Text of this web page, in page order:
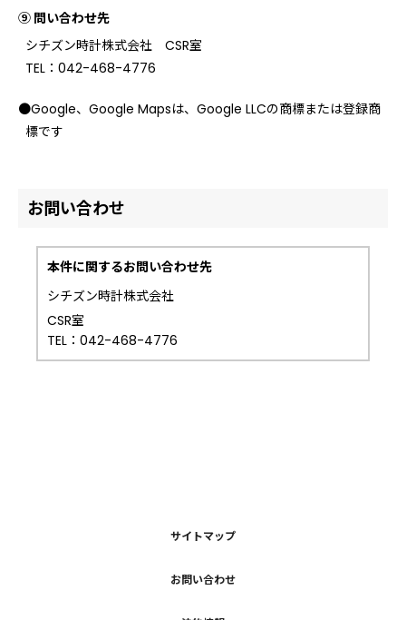
⑨ 問い合わせ先
シチズン時計株式会社 CSR室
TEL：042-468-4776
●Google、Google Mapsは、Google LLCの商標または登録商
標です
お問い合わせ
本件に関するお問い合わせ先
シチズン時計株式会社
CSR室
TEL：042-468-4776
サイトマップ
お問い合わせ